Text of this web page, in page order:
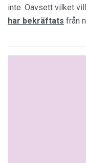
inte. Oavsett vilket
har bekräftats från